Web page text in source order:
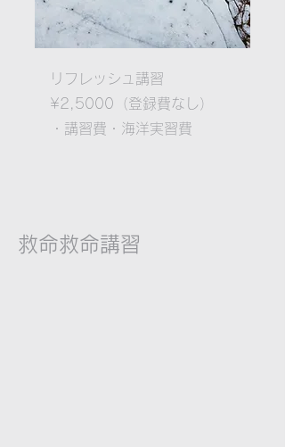
リフレッシュ講習
¥2,5000（登録費なし）
・講習費 ・海洋実習費
​救命救命講習